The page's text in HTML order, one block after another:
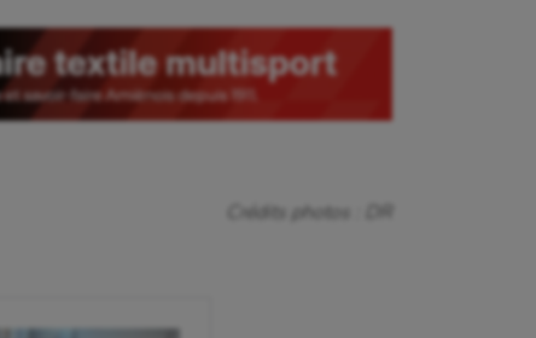
et Paralympiques
Roller-derby
Crédits photos : DR